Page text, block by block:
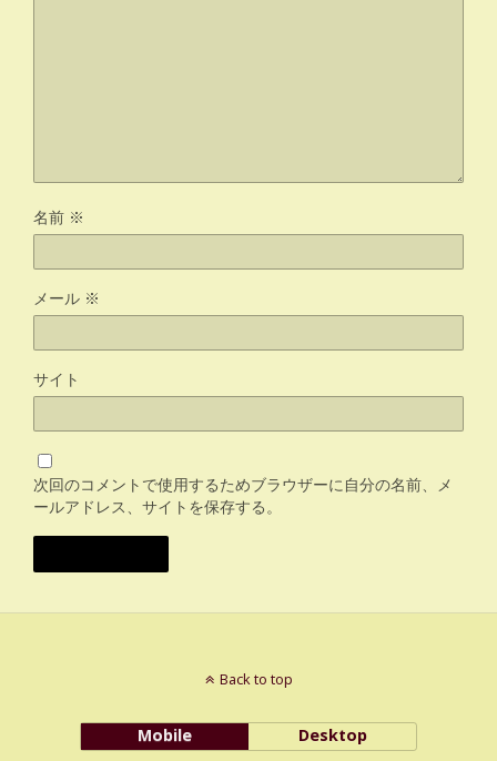
名前 ※
メール ※
サイト
次回のコメントで使用するためブラウザーに自分の名前、メ
ールアドレス、サイトを保存する。
Back to top
Mobile Desktop